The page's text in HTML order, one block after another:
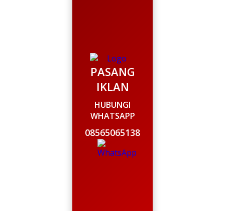
PASANG
IKLAN
HUBUNGI
WHATSAPP
08565065138